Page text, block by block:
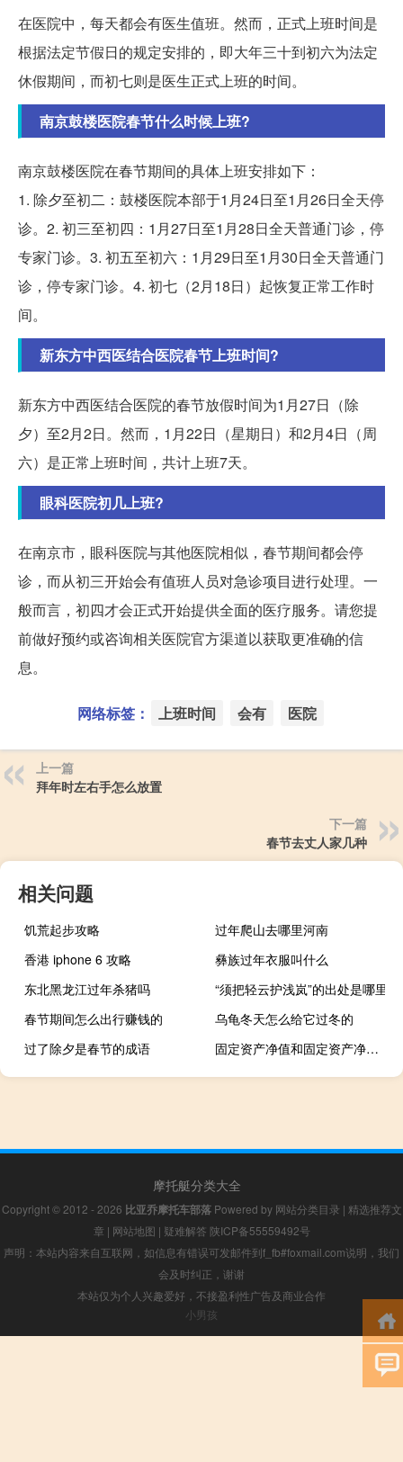
在医院中，每天都会有医生值班。然而，正式上班时间是
根据法定节假日的规定安排的，即大年三十到初六为法定
休假期间，而初七则是医生正式上班的时间。
南京鼓楼医院春节什么时候上班?
南京鼓楼医院在春节期间的具体上班安排如下：
1. 除夕至初二：鼓楼医院本部于1月24日至1月26日全天停
诊。2. 初三至初四：1月27日至1月28日全天普通门诊，停
专家门诊。3. 初五至初六：1月29日至1月30日全天普通门
诊，停专家门诊。4. 初七（2月18日）起恢复正常工作时
间。
新东方中西医结合医院春节上班时间?
新东方中西医结合医院的春节放假时间为1月27日（除
夕）至2月2日。然而，1月22日（星期日）和2月4日（周
六）是正常上班时间，共计上班7天。
眼科医院初几上班?
在南京市，眼科医院与其他医院相似，春节期间都会停
诊，而从初三开始会有值班人员对急诊项目进行处理。一
般而言，初四才会正式开始提供全面的医疗服务。请您提
前做好预约或咨询相关医院官方渠道以获取更准确的信
息。
网络标签： 上班时间 会有 医院
上一篇
拜年时左右手怎么放置
下一篇
春节去丈人家几种
相关问题
饥荒起步攻略
过年爬山去哪里河南
香港 iphone 6 攻略
彝族过年衣服叫什么
东北黑龙江过年杀猪吗
“须把轻云护浅岚”的出处是哪里
春节期间怎么出行赚钱的
乌龟冬天怎么给它过冬的
过了除夕是春节的成语
固定资产净值和固定资产净值有什么区别？
摩托艇分类大全
Copyright © 2012 - 2026 比亚乔摩托车部落Powered by 网站分类目录 | 精选推荐文
章 | 网站地图 | 疑难解答 陕ICP备55559492号
声明：本站内容来自互联网，如信息有错误可发邮件到f_fb#foxmail.com说明，我们
会及时纠正，谢谢
本站仅为个人兴趣爱好，不接盈利性广告及商业合作
小男孩